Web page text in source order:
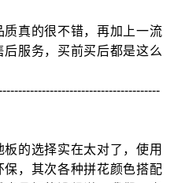
真的很不错，再加上一流
服务，买前买后都是这么
的选择实在太对了，使用
，其次各种拼花颜色搭配